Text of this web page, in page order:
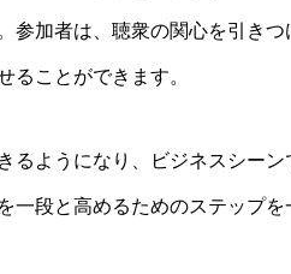
加者は、聴衆の関心を引き
ることができます。
ようになり、ビジネスシー
一段と高めるためのステップ